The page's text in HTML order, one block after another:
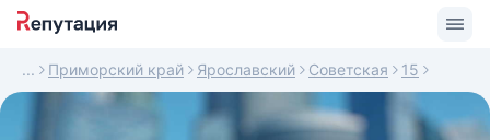
Приморский край Ярославский Советская 15